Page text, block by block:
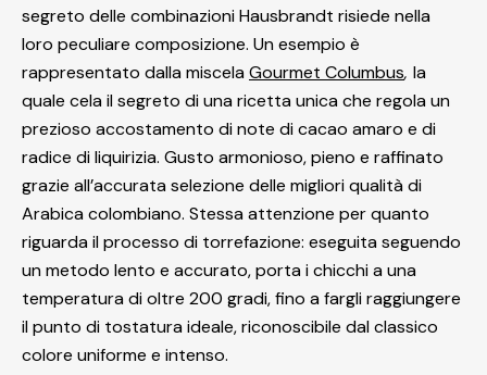
segreto delle combinazioni Hausbrandt risiede nella
loro peculiare composizione. Un esempio è
rappresentato dalla miscelaGourmet Columbus, la
quale cela il segreto di una ricetta unica che regola un
prezioso accostamento di note di cacao amaro e di
radice di liquirizia. Gusto armonioso, pieno e raffinato
grazie all’accurata selezione delle migliori qualità di
Arabica colombiano. Stessa attenzione per quanto
riguarda il processo di torrefazione: eseguita seguendo
un metodo lento e accurato, porta i chicchi a una
temperatura di oltre 200 gradi, fino a fargli raggiungere
il punto di tostatura ideale, riconoscibile dal classico
colore uniforme e intenso.